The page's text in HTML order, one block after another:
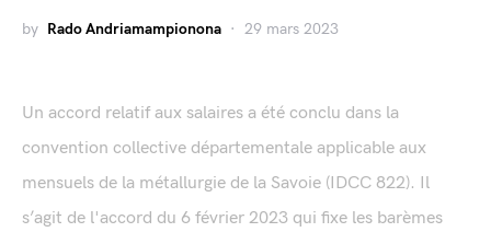
by Rado Andriamampionona 29 mars 2023
Un accord relatif aux salaires a été conclu dans la
convention collective départementale applicable aux
mensuels de la métallurgie de la Savoie (IDCC 822). Il
s’agit de l'accord du 6 février 2023 qui fixe les barèmes